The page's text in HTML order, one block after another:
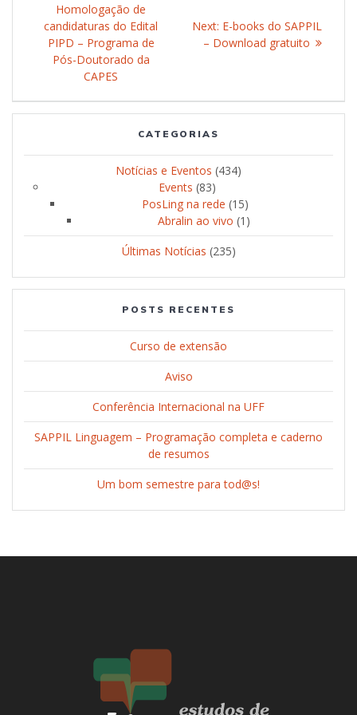
navigation
post:
Homologação de
candidaturas do Edital
PIPD – Programa de
Pós-Doutorado da
CAPES
Next: Next
post:
E-books do SAPPIL
– Download gratuito
CATEGORIAS
Notícias e Eventos (434)
Events (83)
PosLing na rede (15)
Abralin ao vivo (1)
Últimas Notícias (235)
POSTS RECENTES
Curso de extensão
Aviso
Conferência Internacional na UFF
SAPPIL Linguagem – Programação completa e caderno
de resumos
Um bom semestre para tod@s!